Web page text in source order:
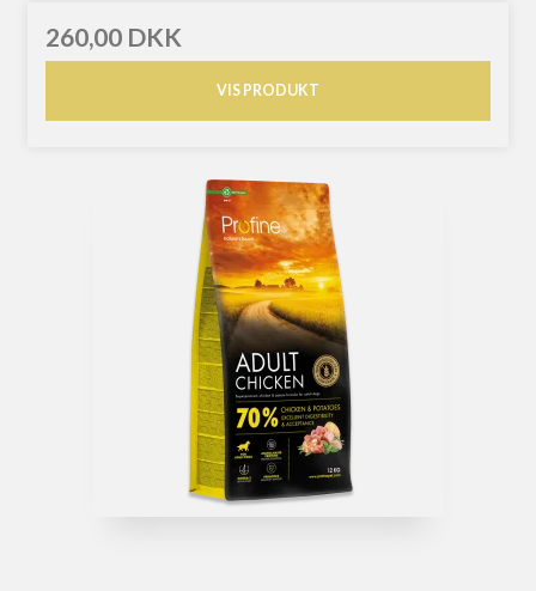
260,00 DKK
VIS PRODUKT